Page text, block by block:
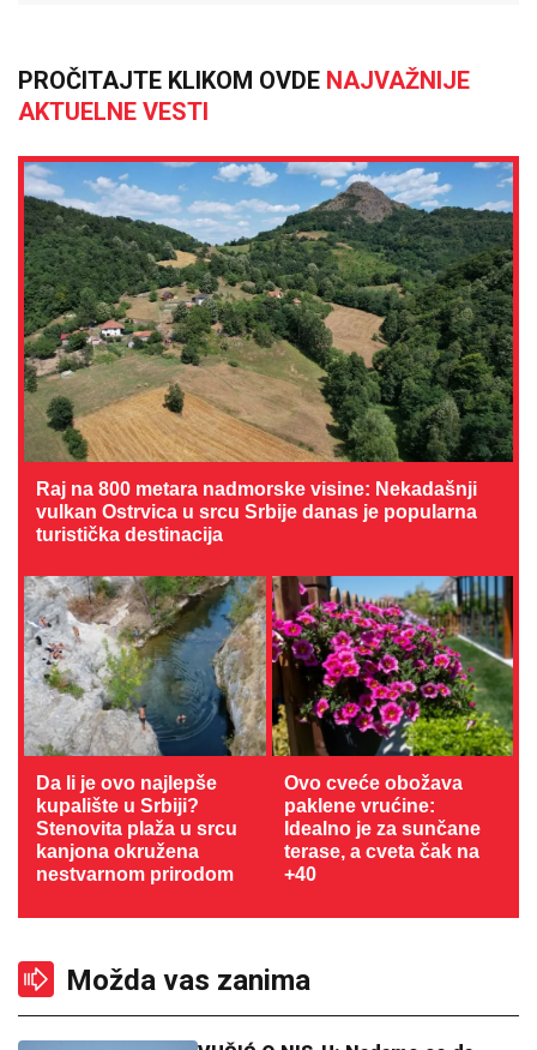
PROČITAJTE KLIKOM OVDE NAJVAŽNIJE
AKTUELNE VESTI
Raj na 800 metara nadmorske visine: Nekadašnji
vulkan Ostrvica u srcu Srbije danas je popularna
turistička destinacija
Da li je ovo najlepše
kupalište u Srbiji?
Stenovita plaža u srcu
kanjona okružena
nestvarnom prirodom
Ovo cveće obožava
paklene vrućine:
Idealno je za sunčane
terase, a cveta čak na
+40
Možda vas zanima